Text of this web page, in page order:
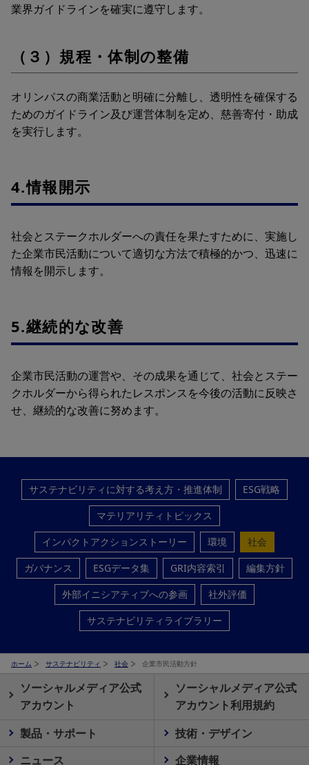
業界ガイドラインを確実に遵守します。
（３）規程・体制の整備
オリンパスの商業活動と明確に分離し、透明性を確保する
ためのガイドライン及び運営体制を定め、慈善寄付・助成
を実行します。
4.情報開示
社会とステークホルダーへの責任を果たすために、実施し
た企業市民活動について適切な方法で積極的かつ、迅速に
情報を開示します。
5.継続的な改善
企業市民活動の運営や、その成果を通じて、社会とステー
クホルダーから得られたレスポンスを今後の活動に反映さ
せ、継続的な改善に努めます。
サステナビリティに対する考え方・推進体制
ESG戦略
マテリアリティトピックス
インパクトアクションストーリー
環境
社会
ガバナンス
ESGデータ集 GRI内容索引
編集方針
外部イニシアティブへの参画
社外評価
サステナビリティライブラリー
ホーム サステナビリティ 社会 企業市民活動方針
ソーシャルメディア公式
アカウント
ソーシャルメディア公式
アカウント利用規約
製品・サポート
技術・デザイン
ニュース
企業情報